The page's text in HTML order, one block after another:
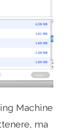
Machine
ma